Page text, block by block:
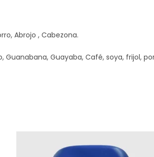
Abrojo , Cabezona.
Guanabana, Guayaba, Café, soya, frijol,